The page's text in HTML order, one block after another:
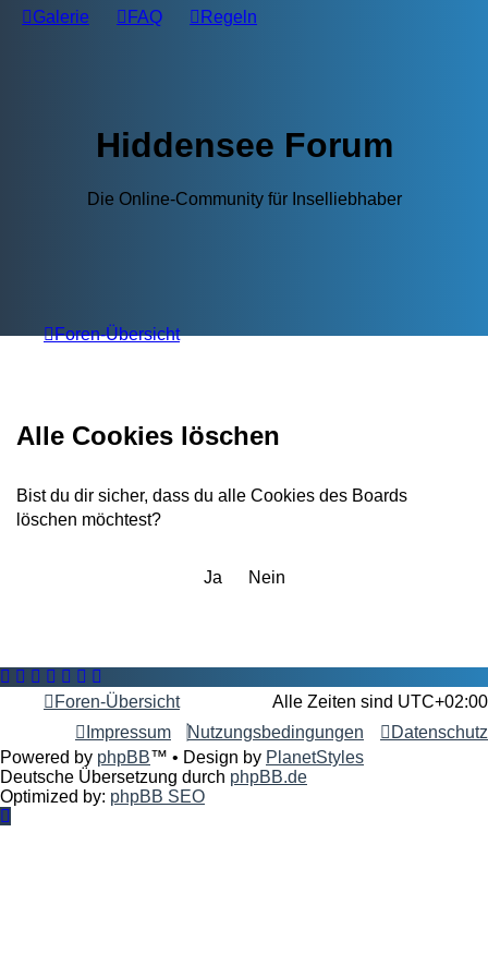
Galerie FAQ Regeln
Hiddensee Forum
Die Online-Community für Inselliebhaber
Foren-Übersicht
Alle Cookies löschen
Bist du dir sicher, dass du alle Cookies des Boards
löschen möchtest?
Foren-Übersicht Alle Zeiten sind UTC+02:00
Datenschutz
Nutzungsbedingungen
Impressum
Powered by phpBB™ • Design by PlanetStyles
Deutsche Übersetzung durch phpBB.de
Optimized by: phpBB SEO